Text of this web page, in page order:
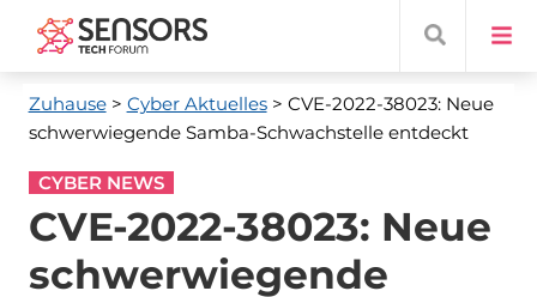
Zuhause> Cyber ​​Aktuelles> CVE-2022-38023: Neue
schwerwiegende Samba-Schwachstelle entdeckt
CYBER NEWS
CVE-2022-38023: Neue
schwerwiegende